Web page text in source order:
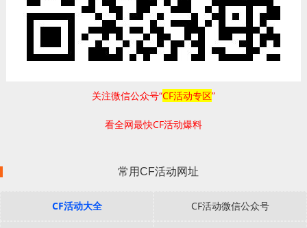
关注微信公众号“CF活动专区”
看全网最快CF活动爆料
常用CF活动网址
CF活动大全 CF活动微信公众号